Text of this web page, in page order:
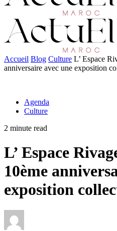
Accueil Blog Culture L’ Espace
anniversaire avec une exposition
Agenda
Culture
2 minute read
L’ Espace
10ème
exposition